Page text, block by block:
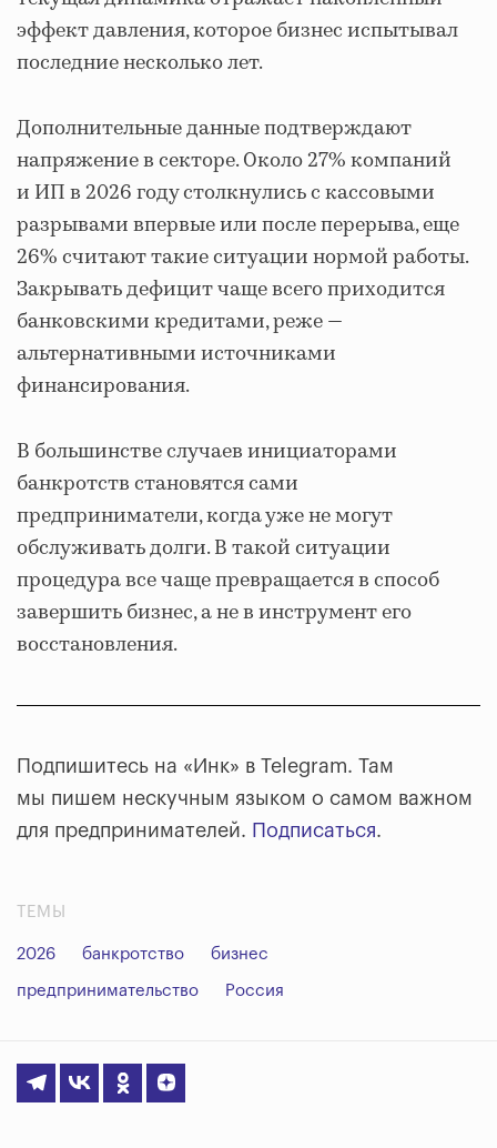
эффект давления, которое бизнес испытывал
последние несколько лет.
Дополнительные данные подтверждают
напряжение в секторе. Около 27% компаний
и ИП в 2026 году столкнулись с кассовыми
разрывами впервые или после перерыва, еще
26% считают такие ситуации нормой работы.
Закрывать дефицит чаще всего приходится
банковскими кредитами, реже —
альтернативными источниками
финансирования.
В большинстве случаев инициаторами
банкротств становятся сами
предприниматели, когда уже не могут
обслуживать долги. В такой ситуации
процедура все чаще превращается в способ
завершить бизнес, а не в инструмент его
восстановления.
Подпишитесь на «Инк» в Telegram. Там
мы пишем нескучным языком о самом важном
для предпринимателей. Подписаться.
ТЕМЫ
2026 банкротство бизнес
предпринимательство Россия